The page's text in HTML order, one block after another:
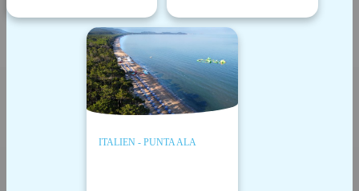
ITALIEN - PUNTA ALA